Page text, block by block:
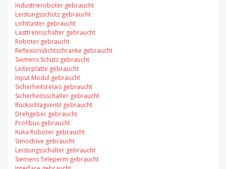
Industrieroboter gebraucht
Leistungsschütz gebraucht
Lichttaster gebraucht
Lasttrennschalter gebraucht
Roboter gebraucht
Reflexionslichtschranke gebraucht
Siemens Schütz gebraucht
Leiterplatte gebraucht
Input Modul gebraucht
Sicherheitsrelais gebraucht
Sicherheitsschalter gebraucht
Rückschlagventil gebraucht
Drehgeber gebraucht
Profibus gebraucht
Kuka Roboter gebraucht
Simodrive gebraucht
Leistungsschalter gebraucht
Siemens Teleperm gebraucht